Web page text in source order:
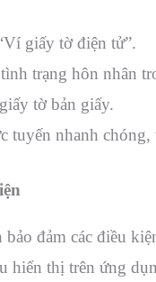
giấy tờ điện tử”.
trạng hôn nhân
tờ bản giấy.
tuyến nhanh chóng,
đảm các điều
hiển thị trên ứng